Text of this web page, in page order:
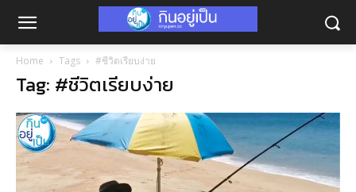
Home Tags #ชีวิตเรียบง่าย
Tag: #ชีวิตเรียบง่าย